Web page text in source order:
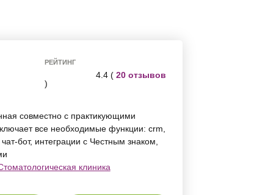
РЕЙТИНГ
4.4 ( 20 отзывов
)
совместно с практикующими
все необходимые функции: crm,
бот, интеграции с Честным знаком,
клиника